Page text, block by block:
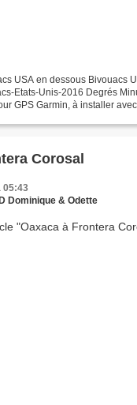
USA en dessous Bivouacs
Etats-Unis-2016 Degrés
GPS Garmin, à installer
Corosal
05:43
Dominique & Odette